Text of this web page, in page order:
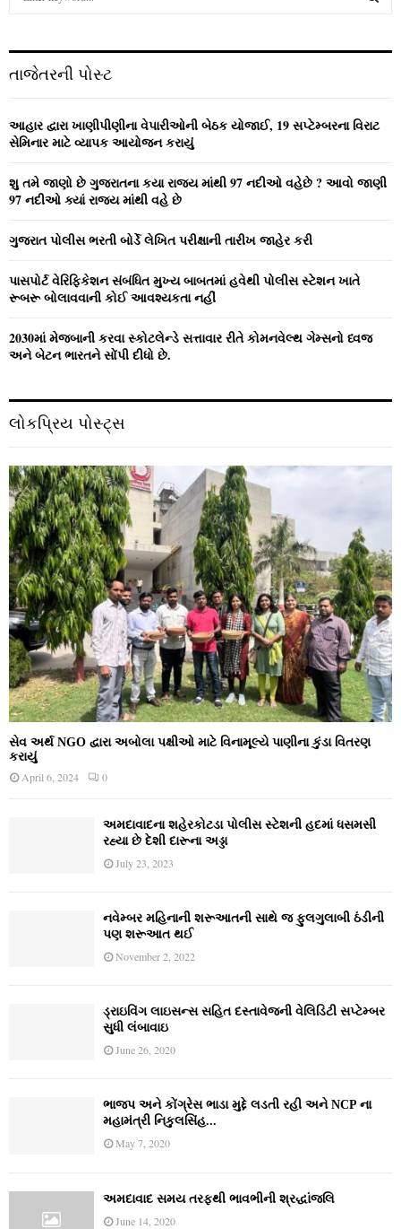
h
o
r
C
તાજેતરની પોસ્ટ
આહાર દ્વારા ખાણીપીણીના વેપારીઓની બેઠક યોજાઈ, 19 સપ્ટેમ્બરના વિરાટ
સેમિનાર માટે વ્યાપક આયોજન કરાયું
શુ તમે જાણો છે ગુજરાતના કયા રાજ્ય માંથી 97 નદીઓ વહેછે ? આવો જાણી
97 નદીઓ ક્યાં રાજ્ય માંથી વહે છે
ગુજરાત પોલીસ ભરતી બોર્ડે લેખિત પરીક્ષાની તારીખ જાહેર કરી
પાસપોર્ટ વેરિફિકેશન સંબંધિત મુખ્ય બાબતમાં હવેથી પોલીસ સ્ટેશન ખાતે
રૂબરૂ બોલાવવાની કોઈ આવશ્યકતા નહીં
2030માં મેજબાની કરવા સ્કોટલેન્ડે સત્તાવાર રીતે કોમનવેલ્થ ગેમ્સનો ધ્વજ
અને બેટન ભારતને સોંપી દીધો છે.
લોકપ્રિય પોસ્ટ્સ
સેવ અર્થ NGO દ્વારા અબોલા પક્ષીઓ માટે વિનામૂલ્યે પાણીના કુંડા વિતરણ
કરાયું
April 6, 2024 0
અમદાવાદના શહેરકોટડા પોલીસ સ્ટેશની હદમાં ધસમસી
રહ્યા છે દેશી દારૂના અડ્ડા
July 23, 2023
નવેમ્‍બર મહિનાની શરૂઆતની સાથે જ ફુલગુલાબી ઠંડીની
પણ શરૂઆત થઈ
November 2, 2022
ડ્રાઇવિંગ લાઇસન્સ સહિત દસ્તાવેજની વેલિડિટી સપ્ટેમ્બર
સુધી લંબાવાઇ
June 26, 2020
ભાજપ અને કોંગ્રેસ ભાડા મુદ્દે લડતી રહી અને NCP ના
મહામંત્રી નિકુલસિંહ...
May 7, 2020
અમદાવાદ સમય તરફથી ભાવભીની શ્રદ્ધાંજલિ
June 14, 2020